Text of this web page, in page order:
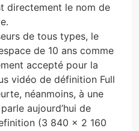
directement le nom de
de tous types, le
de 10 ans comme
accepté pour la
vidéo de définition Full
néanmoins, à une
aujourd’hui de
(3 840 x 2 160